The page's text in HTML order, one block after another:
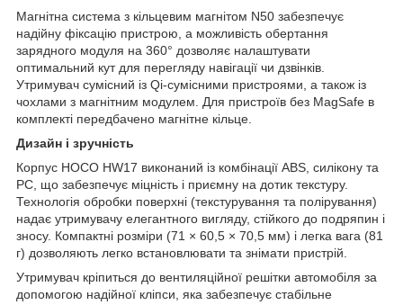
Магнітна система з кільцевим магнітом N50 забезпечує
надійну фіксацію пристрою, а можливість обертання
зарядного модуля на 360° дозволяє налаштувати
оптимальний кут для перегляду навігації чи дзвінків.
Утримувач сумісний із Qi-сумісними пристроями, а також із
чохлами з магнітним модулем. Для пристроїв без MagSafe в
комплекті передбачено магнітне кільце.
Дизайн і зручність
Корпус HOCO HW17 виконаний із комбінації ABS, силікону та
PC, що забезпечує міцність і приємну на дотик текстуру.
Технологія обробки поверхні (текстурування та полірування)
надає утримувачу елегантного вигляду, стійкого до подряпин і
зносу. Компактні розміри (71 × 60,5 × 70,5 мм) і легка вага (81
г) дозволяють легко встановлювати та знімати пристрій.
Утримувач кріпиться до вентиляційної решітки автомобіля за
допомогою надійної кліпси, яка забезпечує стабільне